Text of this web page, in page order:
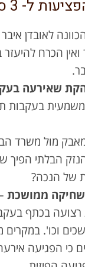
סוגים עיקרים:
לאובדן
הכרח להיעזר
שאירעה
בעקבות
מול משרד
הנזק הבלתי
של הנכה?
שחיקה ממושכת
רצועה בכתף
וכו'.
כי הפגיעה